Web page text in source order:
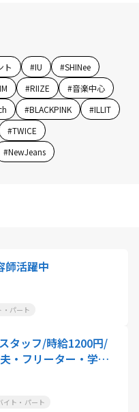
ト #IU #SHINee
#RIIZE #音楽中心
#BLACKPINK #ILLIT
#TWICE
#NewJeans
師活躍中
・パート
タッフ/時給1200円/
・フリーター・学生
史に寄り添う
イト・パート